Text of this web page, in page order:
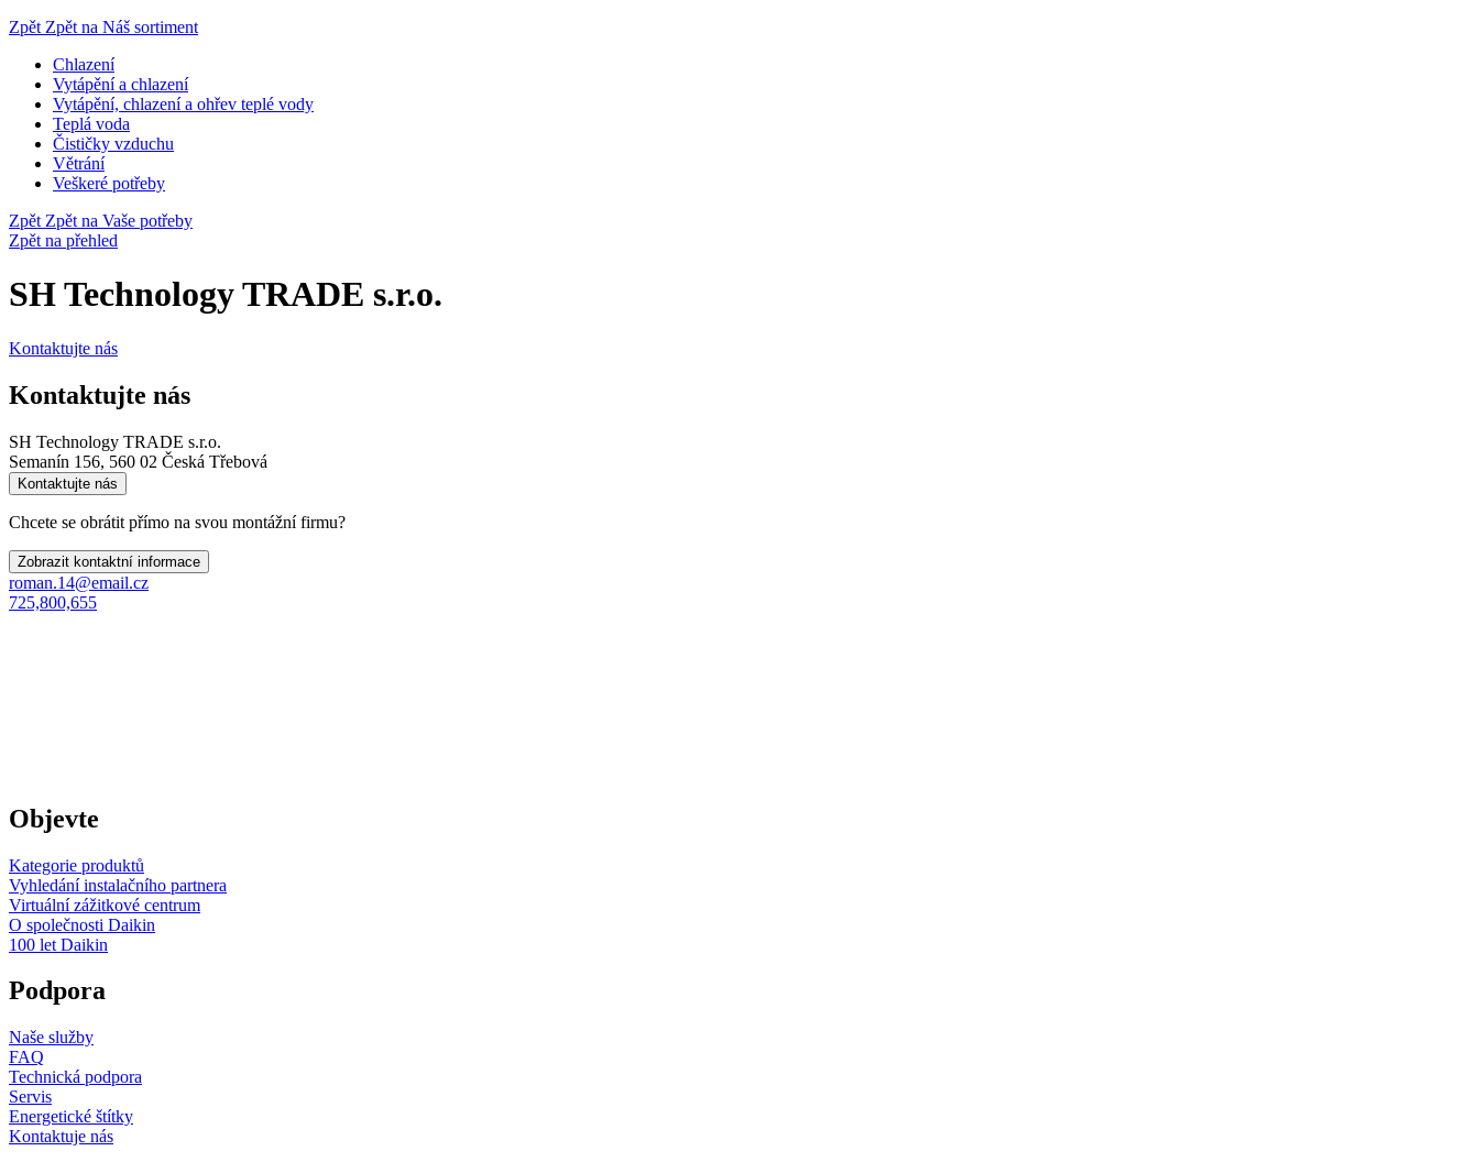
Zpět Zpět na Náš sortiment
Chlazení
Vytápění a chlazení
Vytápění, chlazení a ohřev teplé vody
Teplá voda
Čističky vzduchu
Větrání
Veškeré potřeby
Zpět Zpět na Vaše potřeby
Zpět na přehled
SH Technology TRADE s.r.o.
Kontaktujte nás
Kontaktujte nás
SH Technology TRADE s.r.o.
Semanín 156, 560 02 Česká Třebová
Kontaktujte nás
Chcete se obrátit přímo na svou montážní firmu?
Zobrazit kontaktní informace
roman.14@email.cz
725,800,655
Objevte
Kategorie produktů
Vyhledání instalačního partnera
Virtuální zážitkové centrum
O společnosti Daikin
100 let Daikin
Podpora
Naše služby
FAQ
Technická podpora
Servis
Energetické štítky
Kontaktuje nás